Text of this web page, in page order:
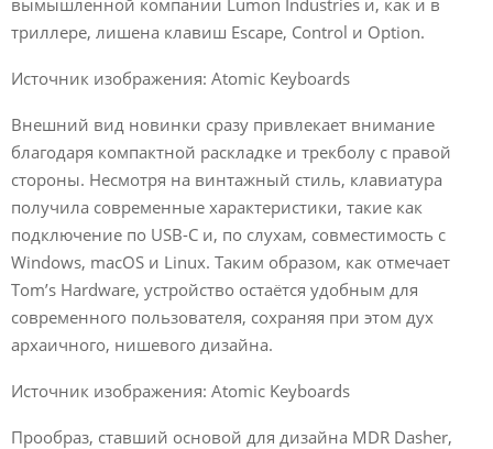
триллере, лишена клавиш Escape, Control и Option.
Источник изображения: Atomic Keyboards
Внешний вид новинки сразу привлекает внимание
благодаря компактной раскладке и трекболу с правой
стороны. Несмотря на винтажный стиль, клавиатура
получила современные характеристики, такие как
подключение по USB-C и, по слухам, совместимость с
Windows, macOS и Linux. Таким образом, как отмечает
Tom’s Hardware, устройство остаётся удобным для
современного пользователя, сохраняя при этом дух
архаичного, нишевого дизайна.
Источник изображения: Atomic Keyboards
Прообраз, ставший основой для дизайна MDR Dasher,